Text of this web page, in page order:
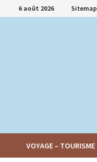
Passer
au
6 août 2026 Sitemap
VOYAGE – TOURISME